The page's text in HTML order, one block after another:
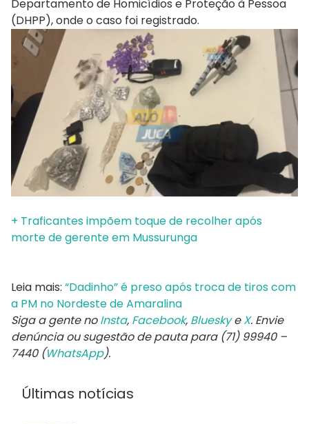
Departamento de Homicídios e Proteção à Pessoa
(DHPP), onde o caso foi registrado.
+ Traficantes impõem toque de recolher após
morte de gerente em Mussurunga
Leia mais: “Dadinho” é preso após troca de tiros com
a PM no Nordeste de Amaralina
Siga a gente noInsta, Facebook, BlueskyeX. Envie
denúncia ou sugestão de pauta para (71) 99940 –
7440 (WhatsApp).
Últimas notícias